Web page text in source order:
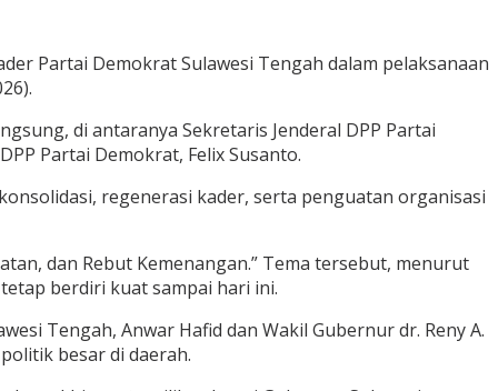
Partai Demokrat Sulawesi Tengah dalam pelaksanaan
di antaranya Sekretaris Jenderal DPP Partai
Partai Demokrat, Felix Susanto.
regenerasi kader, serta penguatan organisasi
dan Rebut Kemenangan.” Tema tersebut, menurut
berdiri kuat sampai hari ini.
Tengah, Anwar Hafid dan Wakil Gubernur dr. Reny A.
besar di daerah.